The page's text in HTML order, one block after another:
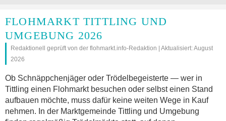
FLOHMARKT TITTLING UND
UMGEBUNG 2026
Redaktionell geprüft von der flohmarkt.info-Redaktion | Aktualisiert: August
2026
Ob Schnäppchenjäger oder Trödelbegeisterte — wer in
Tittling einen Flohmarkt besuchen oder selbst einen Stand
aufbauen möchte, muss dafür keine weiten Wege in Kauf
nehmen. In der Marktgemeinde Tittling und Umgebung